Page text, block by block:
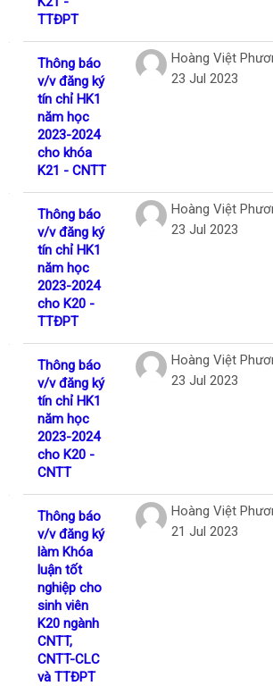
TTĐPT
Thông báo
v/v đăng ký
tín chỉ HK1
năm học
2023-2024
cho khóa
K21 - CNTT
Hoàng Việt
23 Jul 2023
Thông báo
v/v đăng ký
tín chỉ HK1
năm học
2023-2024
cho K20 -
TTĐPT
Hoàng Việt
23 Jul 2023
Thông báo
v/v đăng ký
tín chỉ HK1
năm học
2023-2024
cho K20 -
CNTT
Hoàng Việt
23 Jul 2023
Thông báo
v/v đăng ký
làm Khóa
luận tốt
nghiệp cho
sinh viên
K20 ngành
CNTT,
CNTT-CLC
và TTĐPT
Hoàng Việt
21 Jul 2023